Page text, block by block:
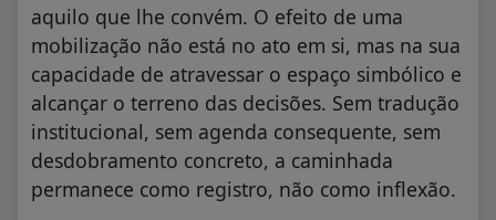
aquilo que lhe convém. O efeito de uma
mobilização não está no ato em si, mas na sua
capacidade de atravessar o espaço simbólico e
alcançar o terreno das decisões. Sem tradução
institucional, sem agenda consequente, sem
desdobramento concreto, a caminhada
permanece como registro, não como inflexão.